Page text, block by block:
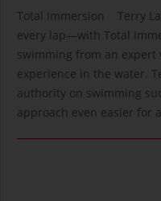
08-
03
Total Immersion Terry
every lap—with Total
swimming from an
experience in the water.
authority on swimming
approach even easier for